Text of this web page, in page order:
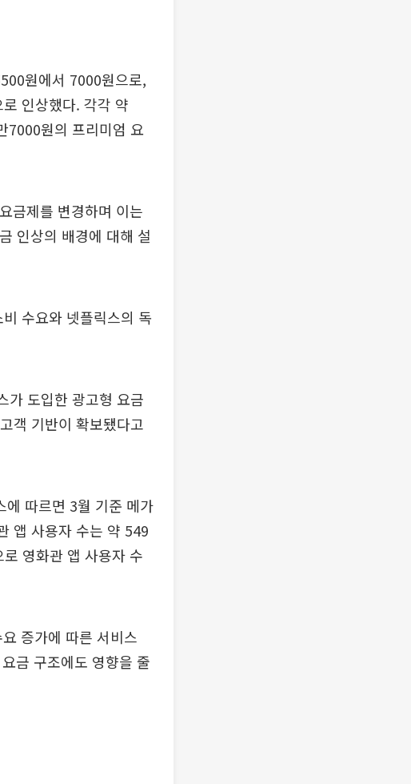
원에서 7000원으로,
인상했다. 각각 약
7000원의 프리미엄 요
금제를 변경하며 이는
인상의 배경에 대해 설
수요와 넷플릭스의 독
가 도입한 광고형 요금
객 기반이 확보됐다고
에 따르면 3월 기준 메가
앱 사용자 수는 약 549
영화관 앱 사용자 수
증가에 따른 서비스
금 구조에도 영향을 줄